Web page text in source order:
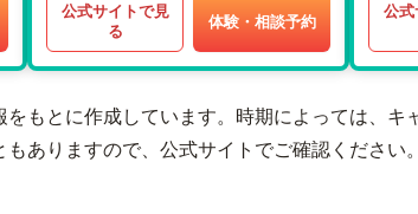
公式サイトで見
る
体験・相談予約
公式
もとに作成しています。時期によっては、キ
ありますので、公式サイトでご確認ください。